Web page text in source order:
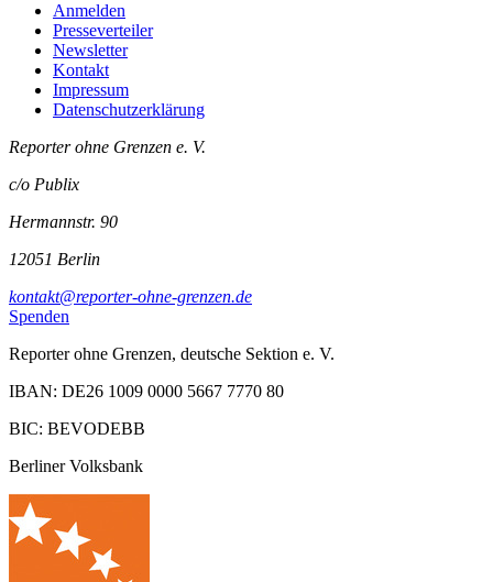
Anmelden
Presseverteiler
Newsletter
Kontakt
Impressum
Datenschutzerklärung
Reporter ohne Grenzen e. V.
c/o Publix
Hermannstr. 90
12051 Berlin
kontakt@reporter-ohne-grenzen.de
Spenden
Reporter ohne Grenzen, deutsche Sektion e. V.
IBAN: DE26 1009 0000 5667 7770 80
BIC: BEVODEBB
Berliner Volksbank